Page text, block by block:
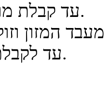
עד קבלת מרקם ממרחי גס.
המזון
עד לקבלת מרקם ממרח.